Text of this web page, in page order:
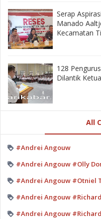
‎Serap
Manado
Kecamatan
128
Dilantik
All
#Andrei Angouw
#Andrei Angouw #Olly
#Andrei Angouw #Otniel
#Andrei Angouw
#Andrei Angouw